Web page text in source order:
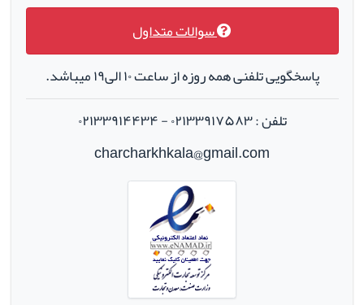
سوالات متداول
پاسخگویی تلفنی همه روزه از ساعت ۱۰ الی۱۹ میباشد.
تلفن : ۰۲۱۳۳۹۱۷۵۸۳ - ۰۲۱۳۳۹۱۴۴۳۴
charcharkhkala@gmail.com